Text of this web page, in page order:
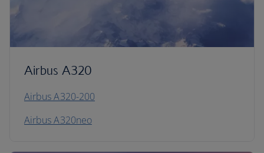
Airbus A320
Airbus A320-200
Airbus A320neo